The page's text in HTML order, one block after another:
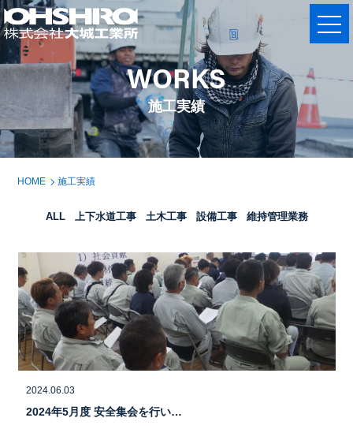
WORKS
施工実績
HOME 施工実績
ALL 上下水道工事 土木工事 設備工事 維持管理業務
2024.06.03
2024年5月度 安全集会を行い…